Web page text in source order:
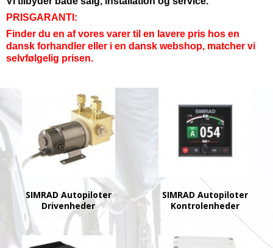
PRISGARANTI:
Finder du en af vores varer til en lavere pris hos en
dansk forhandler eller i en dansk webshop, matcher vi
selvfølgelig prisen.
SIMRAD Autopiloter
Drivenheder
SIMRAD Autopiloter
Kontrolenheder